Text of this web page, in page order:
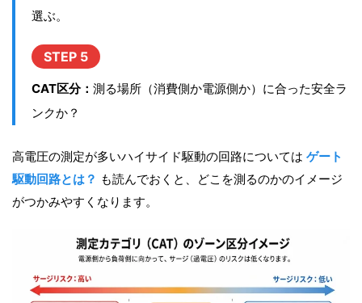
選ぶ。
STEP 5
CAT区分： 測る場所（消費側か電源側か）に合った安全ラ
ンクか？
高電圧の測定が多いハイサイド駆動の回路については ゲート
駆動回路とは？ も読んでおくと、どこを測るのかのイメージ
がつかみやすくなります。